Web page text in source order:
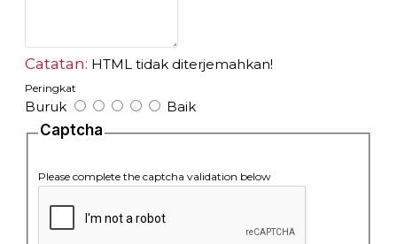
Catatan: HTML tidak diterjemahkan!
Peringkat
Buruk Baik
Captcha
Please complete the captcha validation below